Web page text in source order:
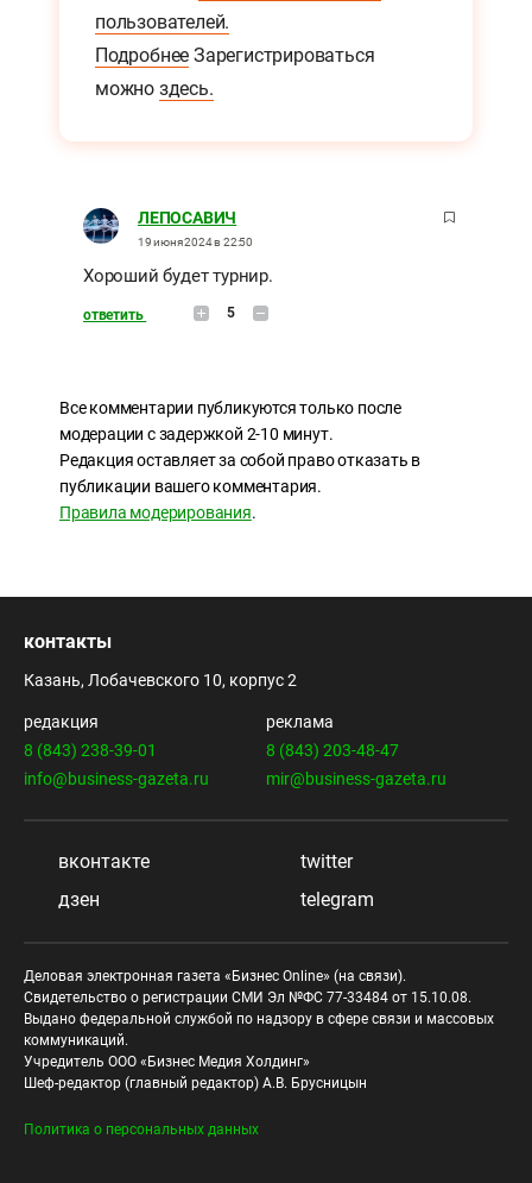
пользователей.
Подробнее Зарегистрироваться
можно здесь.
ЛЕПОСАВИЧ
19 июня 2024 в 22:50
Хороший будет турнир.
ответить 5
Все комментарии публикуются только после
модерации с задержкой 2-10 минут.
Редакция оставляет за собой право отказать в
публикации вашего комментария.
Правила модерирования.
контакты
Казань, Лобачевского 10, корпус 2
редакция
8 (843) 238-39-01
info@business-gazeta.ru
реклама
8 (843) 203-48-47
mir@business-gazeta.ru
вконтакте
twitter
дзен
telegram
Деловая электронная газета «Бизнес Online» (на связи).
Свидетельство о регистрации СМИ Эл №ФС 77-33484 от 15.10.08.
Выдано федеральной службой по надзору в сфере связи и массовых
коммуникаций.
Учредитель ООО «Бизнес Медия Холдинг»
Шеф-редактор (главный редактор) А.В. Брусницын
Политика о персональных данных